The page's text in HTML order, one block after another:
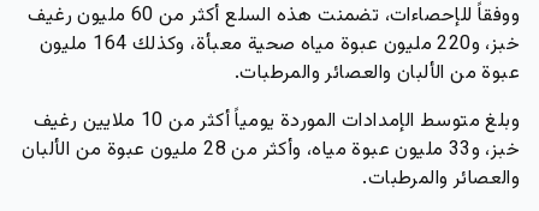
ووفقاً للإحصاءات، تضمنت هذه السلع أكثر من 60 مليون رغيف
خبز، و220 مليون عبوة مياه صحية معبأة، وكذلك 164 مليون
عبوة من الألبان والعصائر والمرطبات.
وبلغ متوسط الإمدادات الموردة يومياً أكثر من 10 ملايين رغيف
خبز، و33 مليون عبوة مياه، وأكثر من 28 مليون عبوة من الألبان
والعصائر والمرطبات.